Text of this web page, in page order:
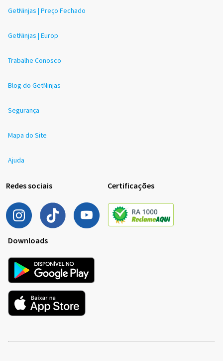
GetNinjas | Preço Fechado
GetNinjas | Europ
Trabalhe Conosco
Blog do GetNinjas
Segurança
Mapa do Site
Ajuda
Redes sociais Certificações
Downloads